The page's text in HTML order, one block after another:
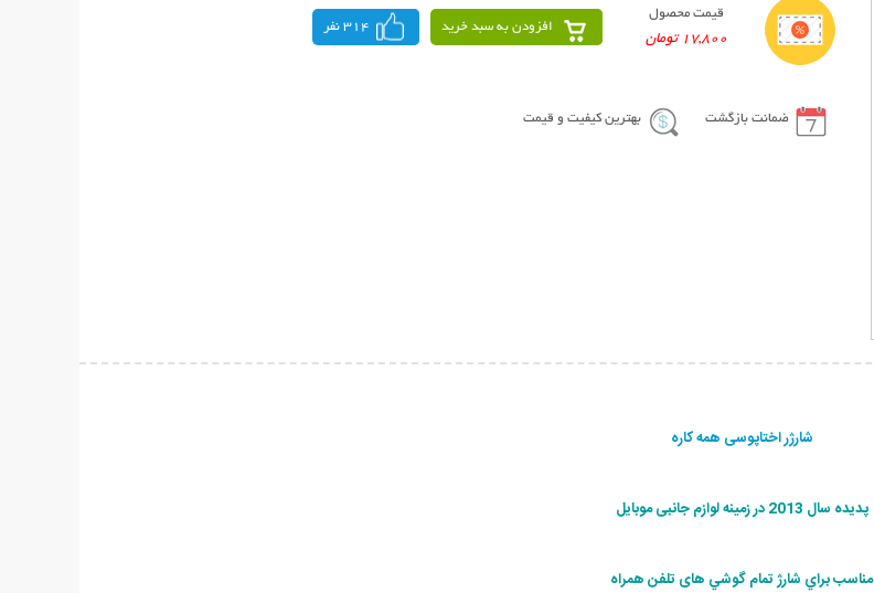
قیمت محصول
17,800 تومان
افزودن به سبد خرید 314 نفر
ضمانت بازگشت بهترین کیفیت و قیمت
شارژر اختاپوسی همه کاره
پدیده سال 2013 در زمینه لوازم جانبی موبایل
مناسب براي شارژ تمام گوشي های تلفن همراه